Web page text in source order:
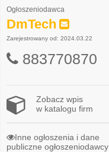
Ogłoszeniodawca
DmTech
Zarejestrowany od: 2024.03.22
883770870
Zobacz wpis
w katalogu firm
Inne ogłoszenia i dane
publiczne ogłoszeniodawcy